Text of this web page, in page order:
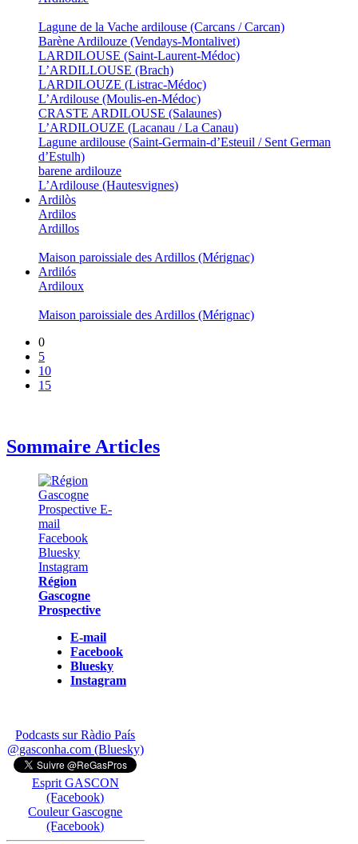
Lagune de la Vache ardilouse (Carcans / Carcan)
Barène Ardilouze (Vendays-Montalivet)
LARDILOUSE (Saint-Laurent-Médoc)
L’ARDILLOUSE (Brach)
LARDILOUZE (Listrac-Médoc)
L’Ardilouse (Moulis-en-Médoc)
CRASTE ARDILOUSE (Salaunes)
L’ARDILOUZE (Lacanau / La Canau)
Lagune ardilouse (Saint-Germain-d’Esteuil / Sent German
d’Estulh)
barene ardilouze
L’Ardilouse (Hautesvignes)
Ardilòs
Ardilos
Ardillos
Maison paroissiale des Ardillos (Mérignac)
Ardilós
Ardiloux
Maison paroissiale des Ardillos (Mérignac)
0
5
10
15
Sommaire Articles
Région
Gascogne
Prospective
E-mail
Facebook
Bluesky
Instagram
Podcasts sur Ràdio País
@gasconha.com (Bluesky)
Esprit GASCON
(Facebook)
Couleur Gascogne
(Facebook)